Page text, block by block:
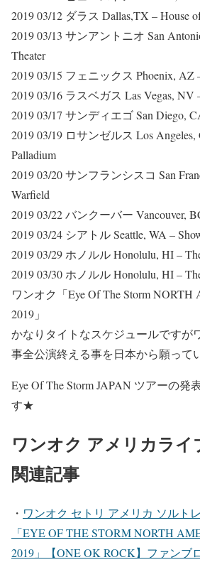
2019 03/12 ダラス Dallas,TX – House
2019 03/13 サンアントニオ San
Theater
2019 03/15 フェニックス Phoenix, AZ
2019 03/16 ラスベガス Las Vegas, NV
2019 03/17 サンディエゴ San Diego,
2019 03/19 ロサンゼルス Los
Palladium
2019 03/20 サンフランシスコ San
Warfield
2019 03/22 バンクーバー Vancouver,
2019 03/24 シアトル Seattle, WA –
2019 03/29 ホノルル Honolulu, HI –
2019 03/30 ホノルル Honolulu, HI –
ワンオク 「Eye Of The Storm
2019」
かなりタイトなスケジュールですが
事全公演終える事を日本から願って
Eye Of The Storm JAPAN ツアーの発
す★
ワンオク アメリカライ
関連記事
・ ワンオク セトリ アメリカ ソルト
「EYE OF THE STORM NORTH
2019」【ONE OK ROCK】ファンブ